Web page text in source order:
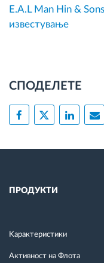
E.A.L Man Hin &
известување
СПОДЕЛЕТЕ
ПРОДУКТИ
Kарактеристики
Активност на Флота